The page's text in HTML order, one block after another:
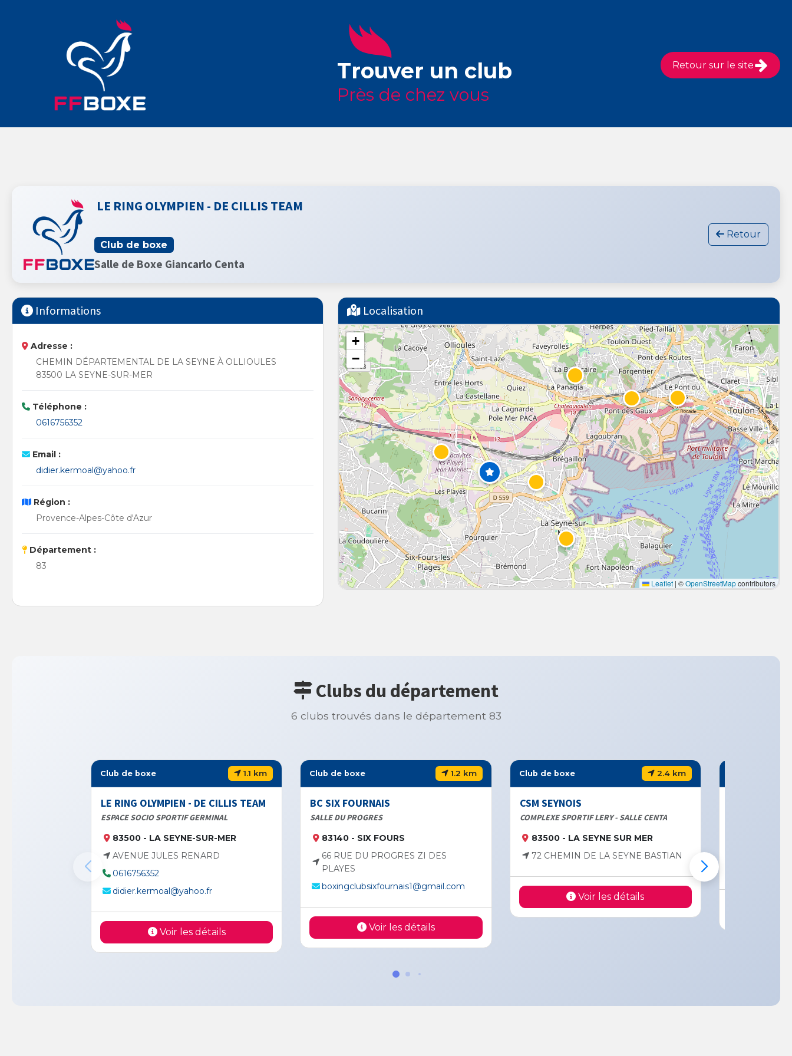
Trouver un club
Près de chez vous
Retour sur le site
LE RING OLYMPIEN - DE CILLIS TEAM
Club de boxe
Salle de Boxe Giancarlo Centa
Retour
Informations
Adresse :
CHEMIN DÉPARTEMENTAL DE LA SEYNE À OLLIOULES
83500 LA SEYNE-SUR-MER
Téléphone :
0616756352
Email :
didier.kermoal@yahoo.fr
Région :
Provence-Alpes-Côte d'Azur
Département :
83
Localisation
+
−
Leaflet | ©OpenStreetMapcontributors
Clubs du département
6 clubs trouvés dans le département 83
Club de boxe 1.1 km
LE RING OLYMPIEN - DE CILLIS TEAM
ESPACE SOCIO SPORTIF GERMINAL
83500 - LA SEYNE-SUR-MER
AVENUE JULES RENARD
0616756352
didier.kermoal@yahoo.fr
Voir les détails
Club de boxe 1.2 km
BC SIX FOURNAIS
SALLE DU PROGRES
83140 - SIX FOURS
66 RUE DU PROGRES ZI DES
PLAYES
boxingclubsixfournais1@gmail.com
Voir les détails
Club de boxe 2.4 km
CSM SEYNOIS
COMPLEXE SPORTIF LERY - SALLE CENTA
83500 - LA SEYNE SUR MER
72 CHEMIN DE LA SEYNE BASTIAN
Voir les détails